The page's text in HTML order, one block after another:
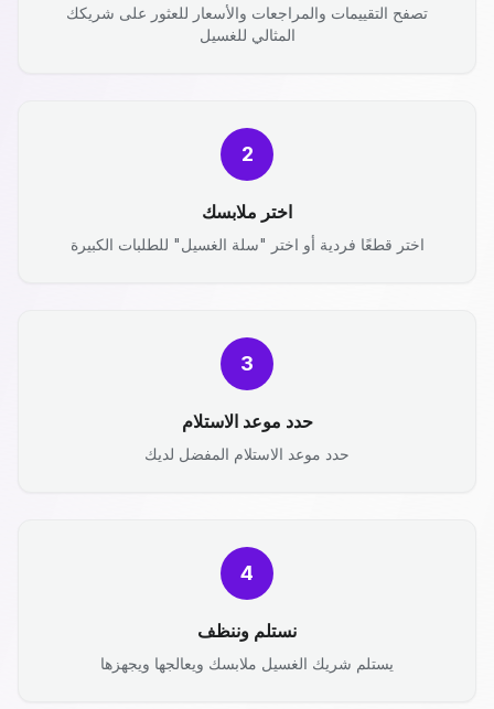
تصفح التقييمات والمراجعات والأسعار للعثور على شريكك
المثالي للغسيل
2
اختر ملابسك
اختر قطعًا فردية أو اختر "سلة الغسيل" للطلبات الكبيرة
3
حدد موعد الاستلام
حدد موعد الاستلام المفضل لديك
4
نستلم وننظف
يستلم شريك الغسيل ملابسك ويعالجها ويجهزها